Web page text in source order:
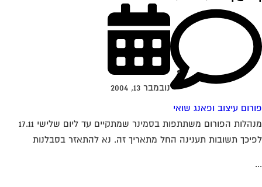
עיצוב ופאנג שואי
נובמבר 13, 2004
מנהלות הפורום משתתפות בסמינר שמתקיים עד ליום שלישי 17.11
תשובות תענינה החל מתאריך זה. נא להתאזר בסבלנות